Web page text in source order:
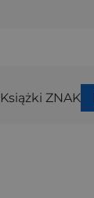
Książki ZNAK